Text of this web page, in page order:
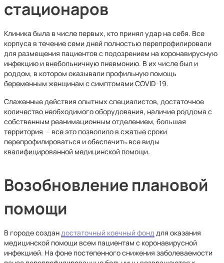
стационаров
Клиника была в числе первых, кто принял удар на себя. Все
корпуса в течение семи дней полностью перепрофилировали
для размещения пациентов с подозрением на коронавирусную
инфекцию и внебольничную пневмонию. В их числе был и
роддом, в котором оказывали профильную помощь
беременным женщинам с симптомами COVID-19.
Слаженные действия опытных специалистов, достаточное
количество необходимого оборудования, наличие роддома с
собственным реанимационным отделением, большая
территория — все это позволило в сжатые сроки
перепрофилироваться и обеспечить все виды
квалифицированной медицинской помощи.
Возобновление плановой
помощи
В городе создандостаточный коечный фонд для оказания
медицинской помощи всем пациентам с коронавирусной
инфекцией. На фоне постепенного снижения заболеваемости